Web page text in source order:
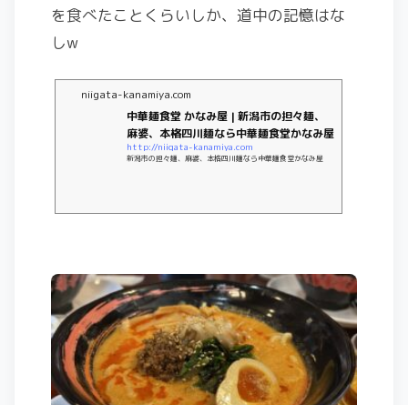
を食べたことくらいしか、道中の記憶はな
しw
niigata-kanamiya.com
中華麺食堂 かなみ屋 | 新潟市の担々麺、
麻婆、本格四川麺なら中華麺食堂かなみ屋
http://niigata-kanamiya.com
新潟市の担々麺、麻婆、本格四川麺なら中華麺食堂かなみ屋